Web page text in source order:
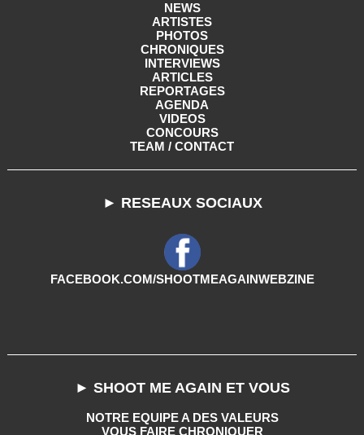
NEWS
ARTISTES
PHOTOS
CHRONIQUES
INTERVIEWS
ARTICLES
REPORTAGES
AGENDA
VIDEOS
CONCOURS
TEAM / CONTACT
► RESEAUX SOCIAUX
FACEBOOK.COM/SHOOTMEAGAINWEBZINE
► SHOOT ME AGAIN ET VOUS
NOTRE EQUIPE A DES VALEURS
VOUS FAIRE CHRONIQUER